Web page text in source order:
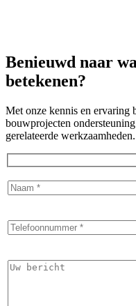
Benieuwd naar
betekenen?
Met onze kennis en ervaring
bouwprojecten
gerelateerde werkzaamheden.